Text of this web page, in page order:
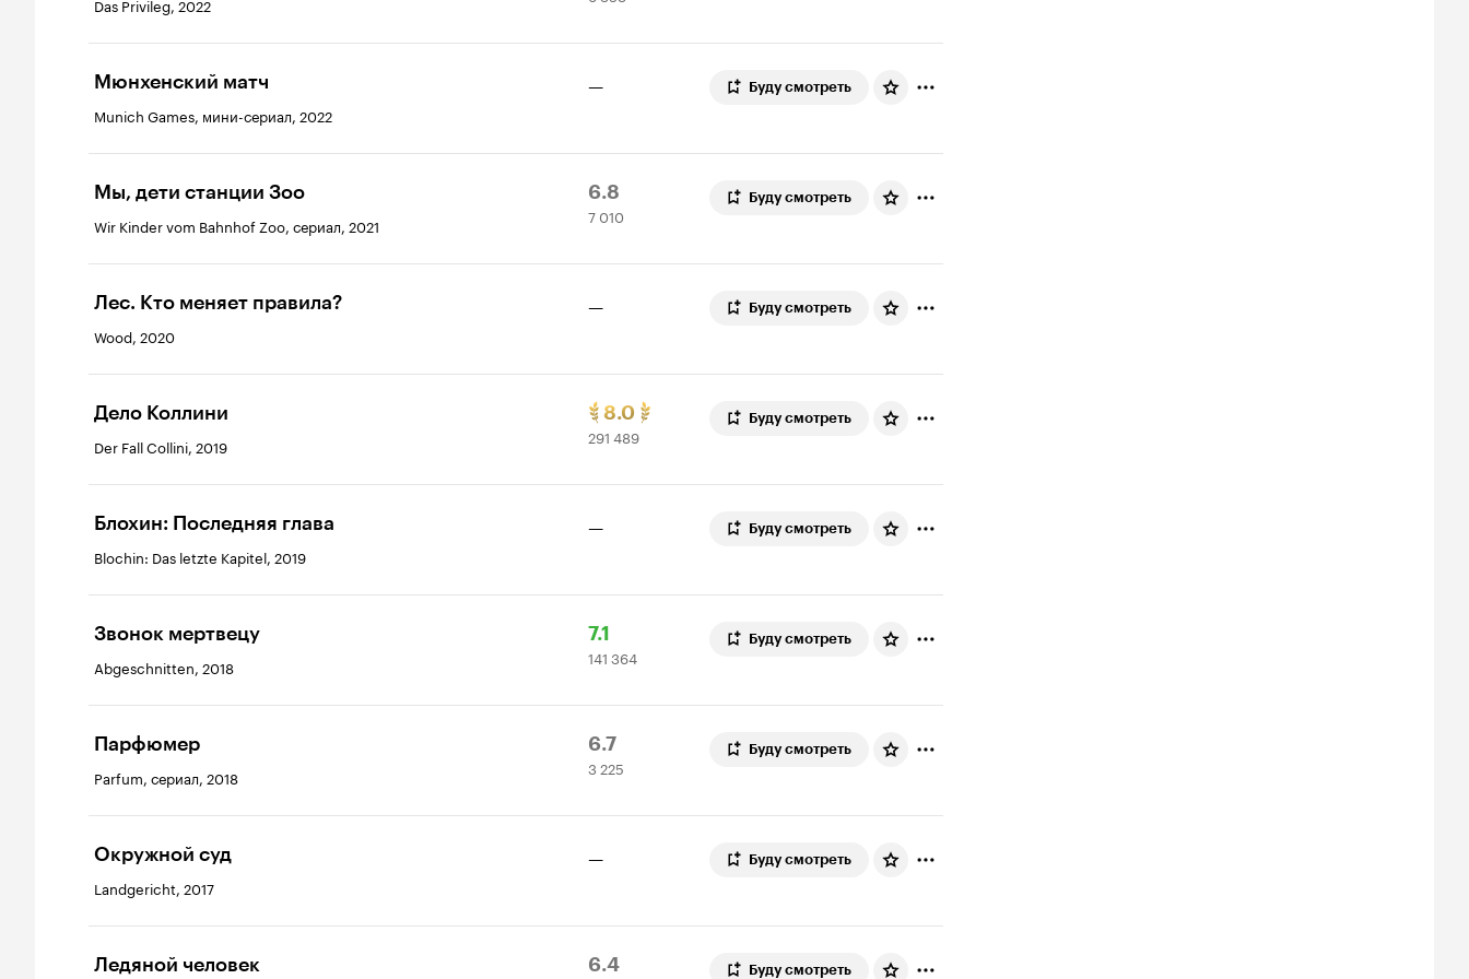
Das Privileg, 2022
Мюнхенский матч
Munich Games, мини-сериал, 2022
— Буду смотреть
Мы, дети станции Зоо
Wir Kinder vom Bahnhof Zoo, сериал, 2021
Рейтинг
Кинопоиска
6.8
7
010
7 010
Буду смотреть
Лес. Кто меняет правила?
Wood, 2020
— Буду смотреть
Дело Коллини
Der Fall Collini, 2019
Рейтинг
Кинопоиска
250
8.0
291
489
291 489
Буду смотреть
Блохин: Последняя глава
Blochin: Das letzte Kapitel, 2019
— Буду смотреть
Звонок мертвецу
Abgeschnitten, 2018
Рейтинг
Кинопоиска
7.1
141
364
141 364
Буду смотреть
Парфюмер
Parfum, сериал, 2018
Рейтинг
Кинопоиска
6.7
3
225
3 225
Буду смотреть
Окружной суд
Landgericht, 2017
— Буду смотреть
Ледяной человек Рейтинг
6.4
2 Буду смотреть